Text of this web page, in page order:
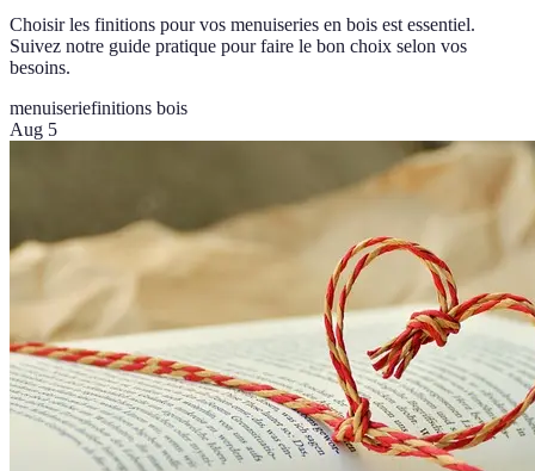
Choisir les finitions pour vos menuiseries en bois est essentiel.
Suivez notre guide pratique pour faire le bon choix selon vos
besoins.
menuiseriefinitions bois
Aug 5